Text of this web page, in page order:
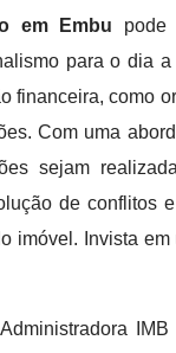
em Embu pode
para o dia
financeira, como
Com uma
sejam
de conflitos
imóvel. Invista